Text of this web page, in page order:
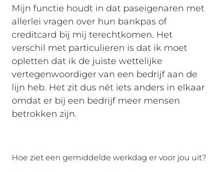
Mijn functie houdt in dat paseigenaren met
allerlei vragen over hun bankpas of
creditcard bij mij terechtkomen. Het
verschil met particulieren is dat ik moet
opletten dat ik de juiste wettelijke
vertegenwoordiger van een bedrijf aan de
lijn heb. Het zit dus nét iets anders in elkaar
omdat er bij een bedrijf meer mensen
betrokken zijn.
Hoe ziet een gemiddelde werkdag er voor jou uit?